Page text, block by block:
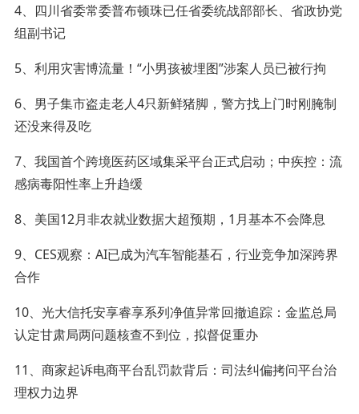
4、四川省委常委普布顿珠已任省委统战部部长、省政协党
组副书记
5、利用灾害博流量！“小男孩被埋图”涉案人员已被行拘
6、男子集市盗走老人4只新鲜猪脚，警方找上门时刚腌制
还没来得及吃
7、我国首个跨境医药区域集采平台正式启动；中疾控：流
感病毒阳性率上升趋缓
8、美国12月非农就业数据大超预期，1月基本不会降息
9、CES观察：AI已成为汽车智能基石，行业竞争加深跨界
合作
10、光大信托安享睿享系列净值异常回撤追踪：金监总局
认定甘肃局两问题核查不到位，拟督促重办
11、商家起诉电商平台乱罚款背后：司法纠偏拷问平台治
理权力边界